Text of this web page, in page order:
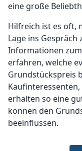
eine große
Hilfreich ist es oft,
Lage ins
Informationen
erfahren, welche
Grundstückspreis
erhalten so eine
können den
beeinflussen.